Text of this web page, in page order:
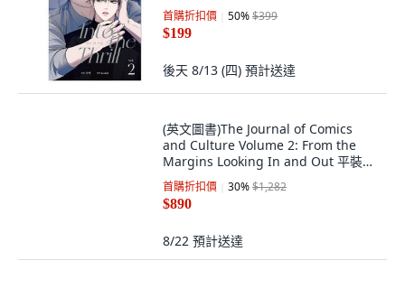
首購折扣價 50%$399
$199
後天 8/13 (四) 預計送達
(英文圖書)The Journal of Comics
and Culture Volume 2: From the
Margins Looking In and Out 平裝
版, Pace University Press, 英文
首購折扣價 30%$1,282
$890
8/22 預計送達